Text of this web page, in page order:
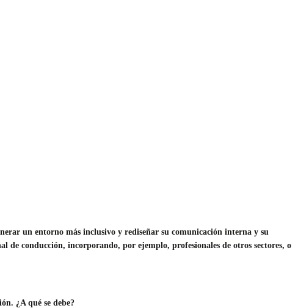
un entorno más inclusivo y rediseñar su comunicación interna y su
de conducción, incorporando, por ejemplo, profesionales de otros sectores, o
¿A qué se debe?